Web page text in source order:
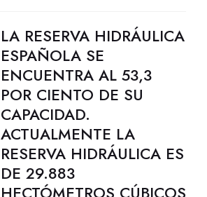
LA RESERVA HIDRÁULICA
ESPAÑOLA SE
ENCUENTRA AL 53,3
POR CIENTO DE SU
CAPACIDAD.
ACTUALMENTE LA
RESERVA HIDRÁULICA ES
DE 29.883